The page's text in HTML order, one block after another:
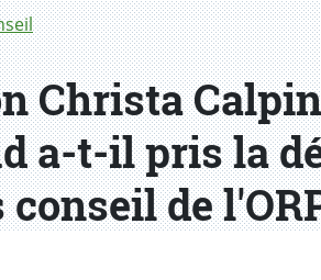
Christa
a-t-il pris la
de